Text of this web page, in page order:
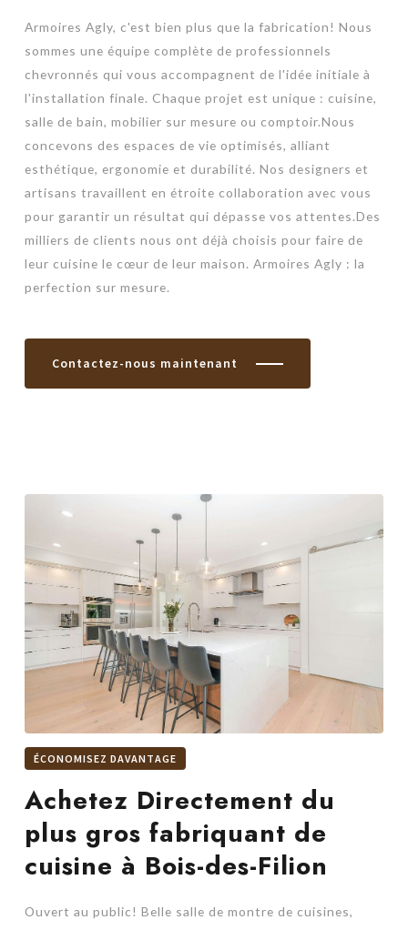
Armoires Agly, c'est bien plus que la fabrication! Nous
sommes une équipe complète de professionnels
chevronnés qui vous accompagnent de l'idée initiale à
l'installation finale. Chaque projet est unique : cuisine,
salle de bain, mobilier sur mesure ou comptoir.Nous
concevons des espaces de vie optimisés, alliant
esthétique, ergonomie et durabilité. Nos designers et
artisans travaillent en étroite collaboration avec vous
pour garantir un résultat qui dépasse vos attentes.Des
milliers de clients nous ont déjà choisis pour faire de
leur cuisine le cœur de leur maison. Armoires Agly : la
perfection sur mesure.
Contactez-nous maintenant
ÉCONOMISEZ DAVANTAGE
Achetez Directement du
plus gros fabriquant de
cuisine à Bois-des-Filion
Ouvert au public! Belle salle de montre de cuisines,